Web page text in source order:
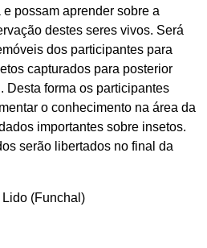
possam aprender sobre a
destes seres vivos. Será
dos participantes para
capturados para posterior
Desta forma os participantes
o conhecimento na área da
importantes sobre insetos.
serão libertados no final da
(Funchal)